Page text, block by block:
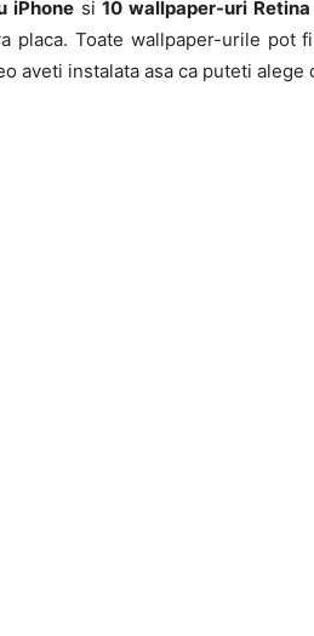
iPhonesi 10 wallpaper-uri
placa. Toate wallpaper-urile pot
aveti instalata asa ca puteti alege